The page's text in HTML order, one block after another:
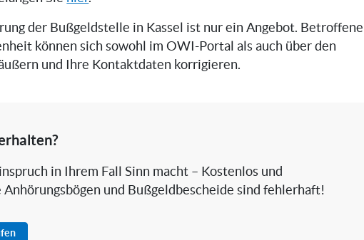
der Bußgeldstelle in Kassel ist nur ein Angebot. Betroffene
können sich sowohl im OWI-Portal als auch über den
und Ihre Kontaktdaten korrigieren.
in Ihrem Fall Sinn macht – Kostenlos und
und Bußgeldbescheide sind fehlerhaft!